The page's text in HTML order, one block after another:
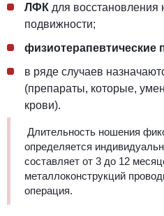
ЛФК для восстановления
подвижности;
физиотерапевтические
в ряде случаев
(препараты, которые,
крови).
Длительность ношения
определяется
составляет от 3 до 12
металлоконструкций
операция.